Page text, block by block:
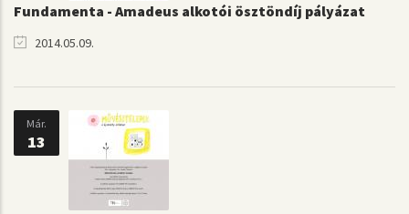
Fundamenta - Amadeus alkotói ösztöndíj pályázat
2014.05.09.
Már.
13